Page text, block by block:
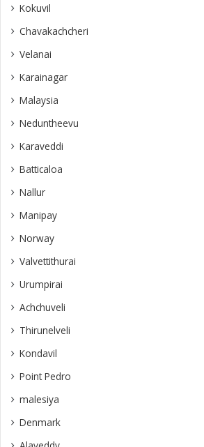
Kokuvil
Chavakachcheri
Velanai
Karainagar
Malaysia
Neduntheevu
Karaveddi
Batticaloa
Nallur
Manipay
Norway
Valvettithurai
Urumpirai
Achchuveli
Thirunelveli
Kondavil
Point Pedro
malesiya
Denmark